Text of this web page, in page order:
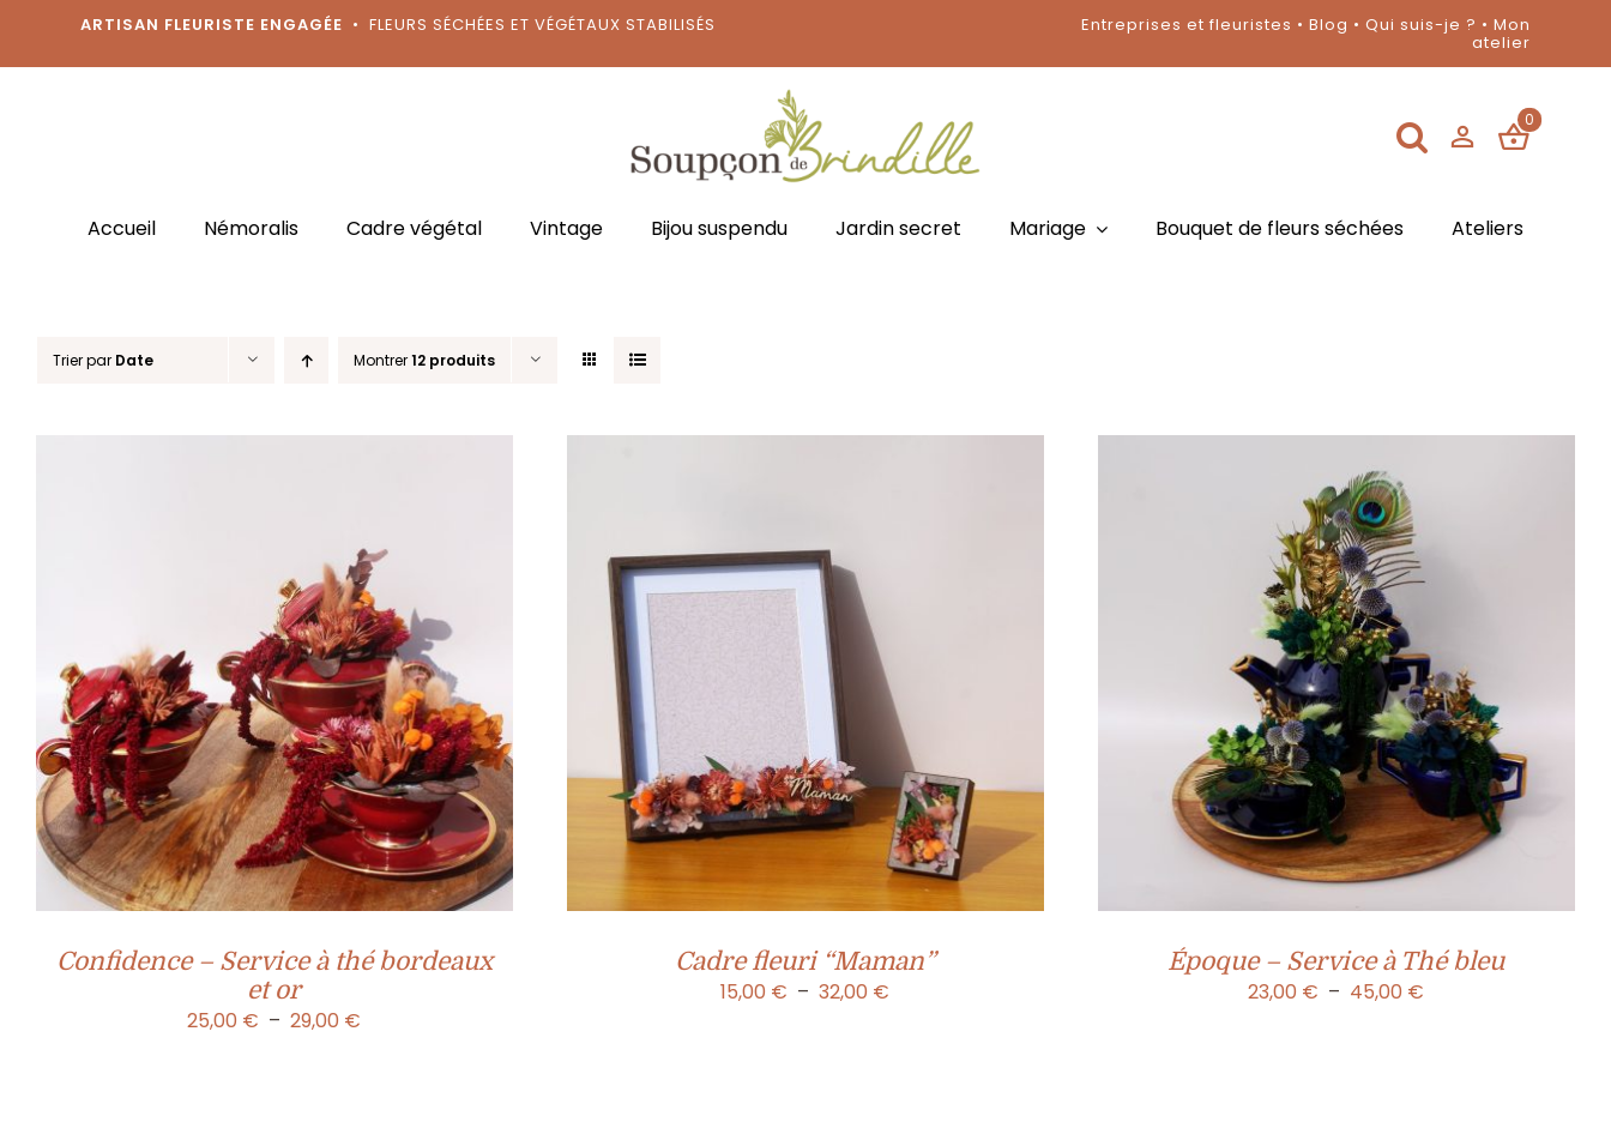
ARTISAN FLEURISTE ENGAGÉE • FLEURS SÉCHÉES ET VÉGÉTAUX STABILISÉS Entreprises et fleuristes • Blog • Qui suis-je ? • Mon
atelier
0
Accueil Némoralis Cadre végétal Vintage Bijou suspendu Jardin secret Mariage Bouquet de fleurs séchées Ateliers
Trier par Date Montrer12 produits
Confidence – Service à thé bordeaux
et or
25,00 € – 29,00 €
Cadre fleuri “Maman”
15,00 € – 32,00 €
Époque – Service à Thé bleu
23,00 € – 45,00 €